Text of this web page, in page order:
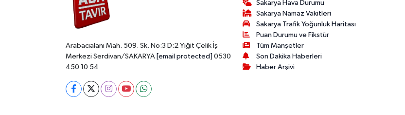
Arabacıalanı Mah. 509. Sk. No:3 D:2 Yiğit Çelik İş
Merkezi Serdivan/SAKARYA [email protected] 0530
450 10 54
Sakarya Hava Durumu
Sakarya Namaz Vakitleri
Sakarya Trafik Yoğunluk Haritası
Puan Durumu ve Fikstür
Tüm Manşetler
Son Dakika Haberleri
Haber Arşivi